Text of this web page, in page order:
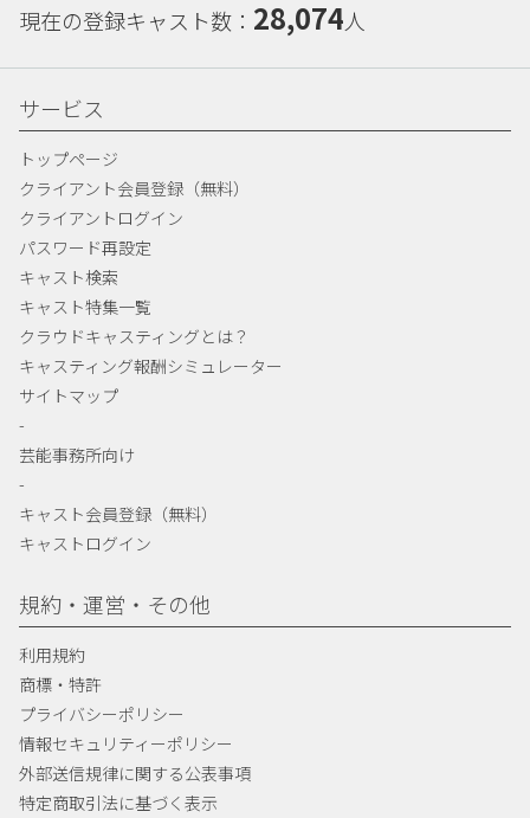
現在の登録キャスト数： 28,074人
サービス
トップページ
クライアント会員登録（無料）
クライアントログイン
パスワード再設定
キャスト検索
キャスト特集一覧
クラウドキャスティングとは？
キャスティング報酬シミュレーター
サイトマップ
-
芸能事務所向け
-
キャスト会員登録（無料）
キャストログイン
規約・運営・その他
利用規約
商標・特許
プライバシーポリシー
情報セキュリティーポリシー
外部送信規律に関する公表事項
特定商取引法に基づく表示